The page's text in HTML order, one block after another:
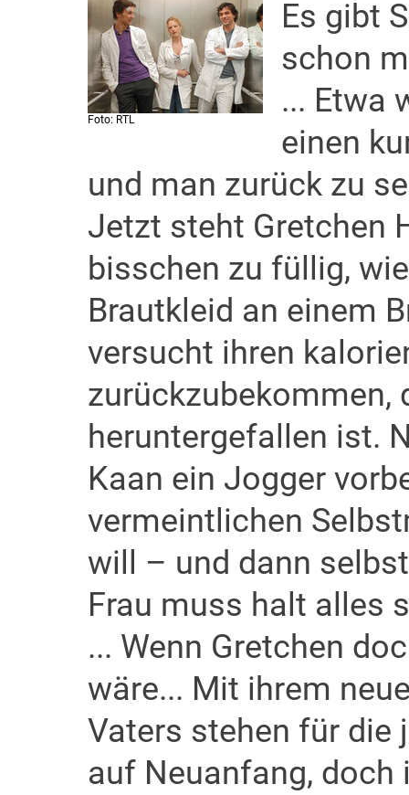
Foto: RTL
Es gibt
schon
... Etwa
einen
und man zurück zu
Jetzt steht Gretchen
bisschen zu füllig,
Brautkleid an einem
versucht ihren
zurückzubekommen,
heruntergefallen ist.
Kaan ein Jogger
vermeintlichen
will – und dann
Frau muss halt alles
... Wenn Gretchen
wäre... Mit ihrem
Vaters stehen für die
auf Neuanfang,